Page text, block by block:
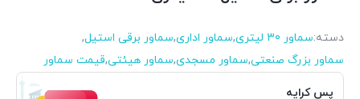
دسته:سماور 30 لیتری ,سماور اداری,سماور برقی استیل,
سماور بزرگ صنعتی,سماور مسجدی,سماور هیئتی,قیمت سماور
پس کرایه